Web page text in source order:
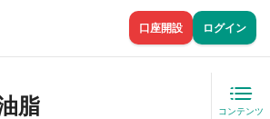
口座開設 ログイン
脂 コンテンツ